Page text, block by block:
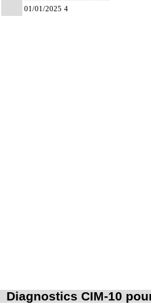
01/01/2025 4
Diagnostics CIM-10